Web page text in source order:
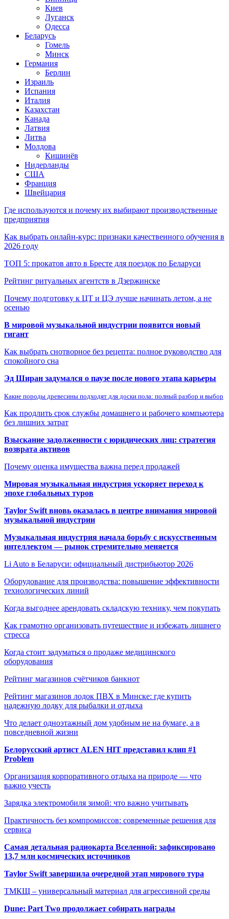
Киев
Луганск
Одесса
Беларусь
Гомель
Минск
Германия
Берлин
Израиль
Испания
Италия
Казахстан
Канада
Латвия
Литва
Молдова
Кишинёв
Нидерланды
США
Франция
Швейцария
Где используются и почему их выбирают производственные
предприятия
Как выбрать онлайн-курс: признаки качественного обучения в
2026 году
ТОП 5: прокатов авто в Бресте для поездок по Беларуси
Рейтинг ритуальных агентств в Дзержинске
Почему подготовку к ЦТ и ЦЭ лучше начинать летом, а не
осенью
В мировой музыкальной индустрии появится новый
гигант
Как выбрать снотворное без рецепта: полное руководство для
спокойного сна
Эд Ширан задумался о паузе после нового этапа карьеры
Какие породы древесины подходят для доски пола: полный разбор и выбор
Как продлить срок службы домашнего и рабочего компьютера
без лишних затрат
Взыскание задолженности с юридических лиц: стратегия
возврата активов
Почему оценка имущества важна перед продажей
Мировая музыкальная индустрия ускоряет переход к
эпохе глобальных туров
Taylor Swift вновь оказалась в центре внимания мировой
музыкальной индустрии
Музыкальная индустрия начала борьбу с искусственным
интеллектом — рынок стремительно меняется
Li Auto в Беларуси: официальный дистрибьютор 2026
Оборудование для производства: повышение эффективности
технологических линий
Когда выгоднее арендовать складскую технику, чем покупать
Как грамотно организовать путешествие и избежать лишнего
стресса
Когда стоит задуматься о продаже медицинского
оборудования
Рейтинг магазинов счётчиков банкнот
Рейтинг магазинов лодок ПВХ в Минске: где купить
надежную лодку для рыбалки и отдыха
Что делает одноэтажный дом удобным не на бумаге, а в
повседневной жизни
Белорусский артист ALEN HIT представил клип #1
Problem
Организация корпоративного отдыха на природе — что
важно учесть
Зарядка электромобиля зимой: что важно учитывать
Практичность без компромиссов: современные решения для
сервиса
Самая детальная радиокарта Вселенной: зафиксировано
13,7 млн космических источников
Taylor Swift завершила очередной этап мирового тура
ТМКЩ – универсальный материал для агрессивной среды
Dune: Part Two продолжает собирать награды